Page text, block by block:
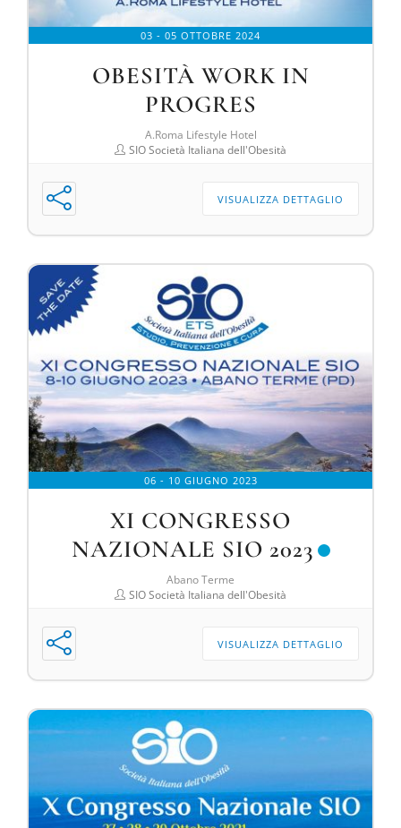
03 - 05 OTTOBRE 2024
OBESITÀ WORK IN
PROGRES
A.Roma Lifestyle Hotel
SIO Società Italiana dell'Obesità
VISUALIZZA DETTAGLIO
06 - 10 GIUGNO 2023
XI CONGRESSO
NAZIONALE SIO 2023
Abano Terme
SIO Società Italiana dell'Obesità
VISUALIZZA DETTAGLIO